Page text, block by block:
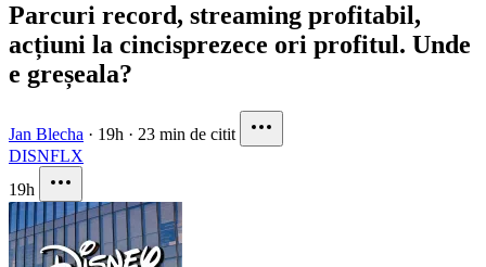
Parcuri record, streaming profitabil,
acțiuni la cincisprezece ori profitul. Unde
e greșeala?
Jan Blecha · 19h · 23 min de citit
DISNFLX
19h